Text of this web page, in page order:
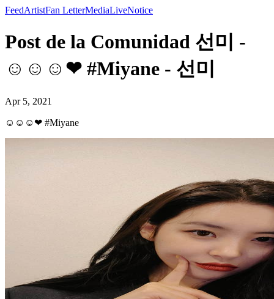
FeedArtistFan LetterMediaLiveNotice
Post de la Comunidad 선미 -
☺☺☺❤ #Miyane - 선미
Apr 5, 2021
☺☺☺❤ #Miyane